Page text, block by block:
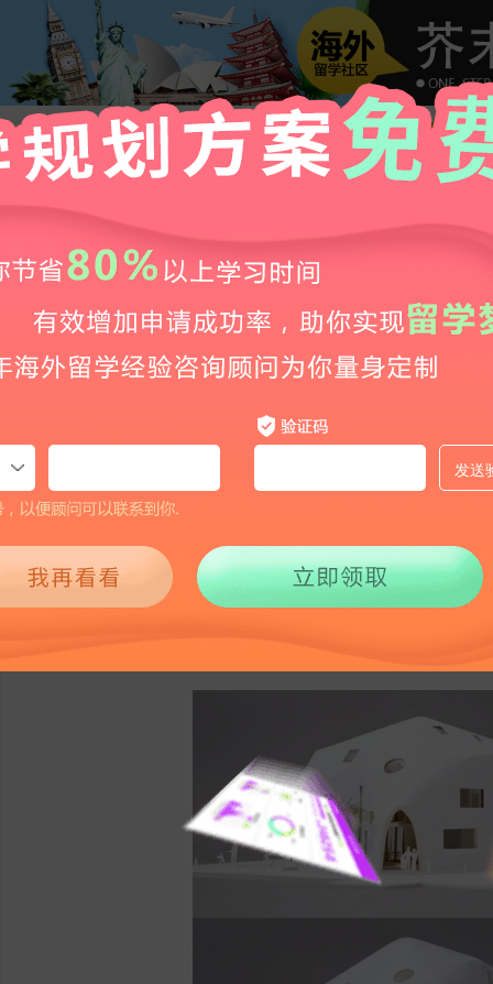
日本建筑修士深造优选：这些名校让你的设计
513 2025-10-10 10:45